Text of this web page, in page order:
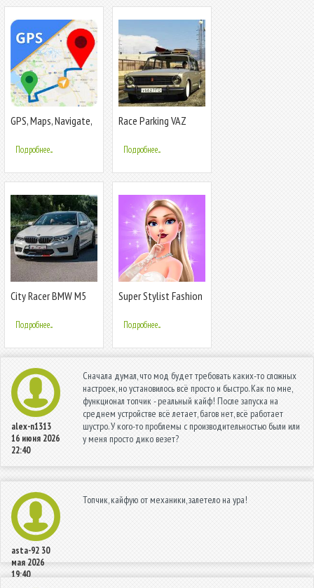
GPS, Maps, Navigate,
Calculating
Подробнее...
Race Parking VAZ
Подробнее...
City Racer BMW M5
Подробнее...
Super Stylist Fashion
Подробнее...
alex-n1313
16 июня 2026
22:40
Сначала думал, что мод будет требовать каких-то сложных
настроек, но установилось всё просто и быстро. Как по мне,
функционал топчик - реальный кайф! После запуска на
среднем устройстве всё летает, багов нет, всё работает
шустро. У кого-то проблемы с производительностью были или
у меня просто дико везет?
asta-92 30
мая 2026
19:40
Топчик, кайфую от механики, залетело на ура!